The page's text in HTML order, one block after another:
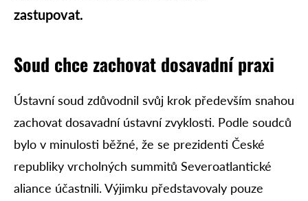
zastupovat.
Soud chce zachovat dosavadní praxi
Ústavní soud zdůvodnil svůj krok především snahou
zachovat dosavadní ústavní zvyklosti. Podle soudců
bylo v minulosti běžné, že se prezidenti České
republiky vrcholných summitů Severoatlantické
aliance účastnili. Výjimku představovaly pouze